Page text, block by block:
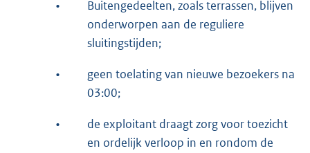
•
Buitengedeelten, zoals terrassen, blijven
onderworpen aan de reguliere
sluitingstijden;
•
geen toelating van nieuwe bezoekers na
03:00;
•
de exploitant draagt zorg voor toezicht
en ordelijk verloop in en rondom de